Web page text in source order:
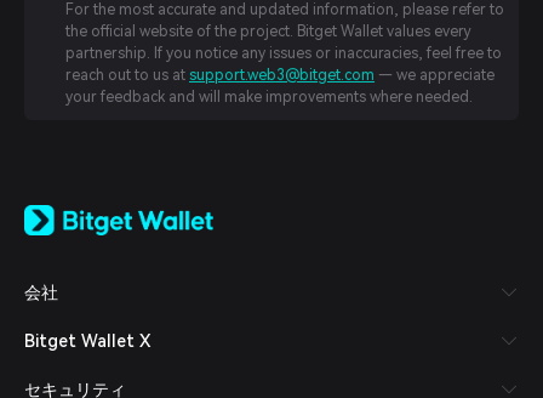
For the most accurate and updated information, please refer to
the official website of the project. Bitget Wallet values every
partnership. If you notice any issues or inaccuracies, feel free to
reach out to us at support.web3@bitget.com — we appreciate
your feedback and will make improvements where needed.
日本語
Español (Latinoamérica)
Italiano
会社
Bitget Wallet X
セキュリティ